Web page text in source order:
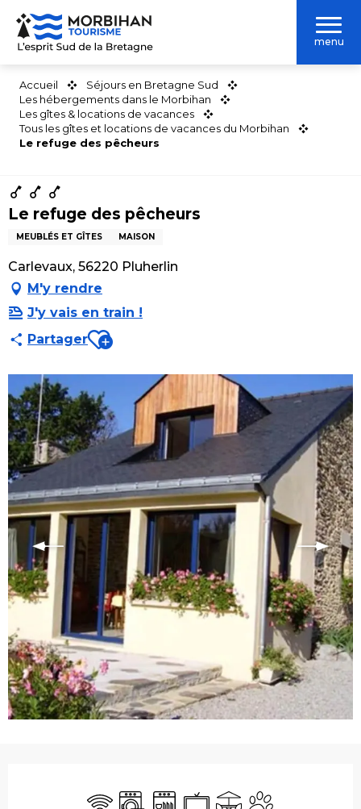
Aller
contenu
menu
Accueil
Séjours en Bretagne Sud
Les hébergements dans le Morbihan
Les gîtes & locations de vacances
Tous les gîtes et locations de vacances du Morbihan
Le refuge des pêcheurs
Le refuge des pêcheurs
MEUBLÉS ET GÎTES MAISON
Carlevaux, 56220 Pluherlin
M'y rendre
J'y vais en train !
PartagerAjouter aux favoris
WiFi Lave lingeLave vaisselle
TélévisionTerrasseAnimaux